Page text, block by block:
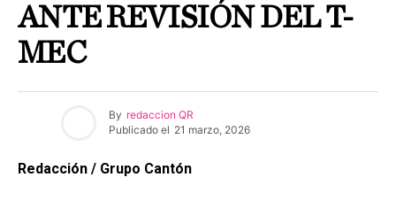
ANTE REVISIÓN DEL T-
MEC
By redaccion QR
Publicado el 21 marzo, 2026
Redacción / Grupo Cantón